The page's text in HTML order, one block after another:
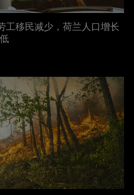
工移民减少，荷兰人口增长